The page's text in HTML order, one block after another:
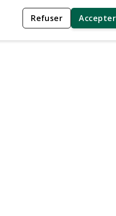
Refuser Accepter